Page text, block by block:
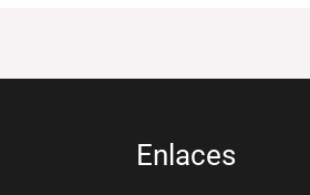
Enlaces